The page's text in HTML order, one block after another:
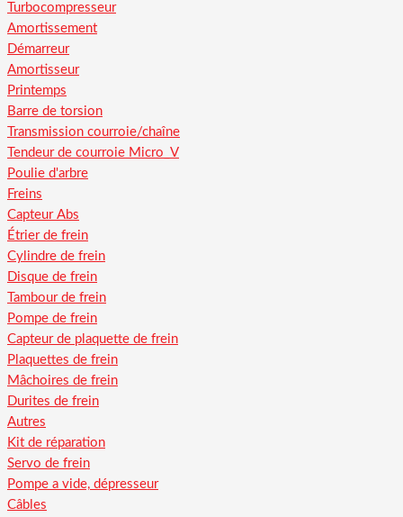
Turbocompresseur
Amortissement
Démarreur
Amortisseur
Printemps
Barre de torsion
Transmission courroie/chaîne
Tendeur de courroie Micro_V
Poulie d'arbre
Freins
Capteur Abs
Étrier de frein
Cylindre de frein
Disque de frein
Tambour de frein
Pompe de frein
Capteur de plaquette de frein
Plaquettes de frein
Mâchoires de frein
Durites de frein
Autres
Kit de réparation
Servo de frein
Pompe a vide, dépresseur
Câbles